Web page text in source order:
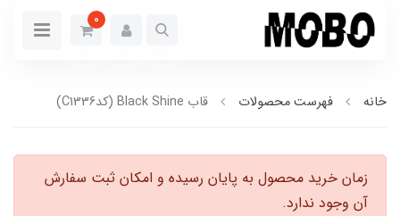
0
خانه فهرست محصولات قاب Black Shine (کدC1336)
زمان خرید محصول به پایان رسیده و امکان ثبت سفارش
آن وجود ندارد.